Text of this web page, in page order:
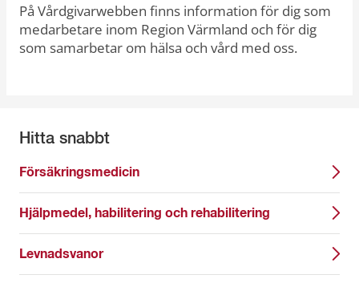
På Vårdgivarwebben finns information för dig som
medarbetare inom Region Värmland och för dig
som samarbetar om hälsa och vård med oss.
Hitta snabbt
Försäkringsmedicin
Hjälpmedel, habilitering och rehabilitering
Levnadsvanor